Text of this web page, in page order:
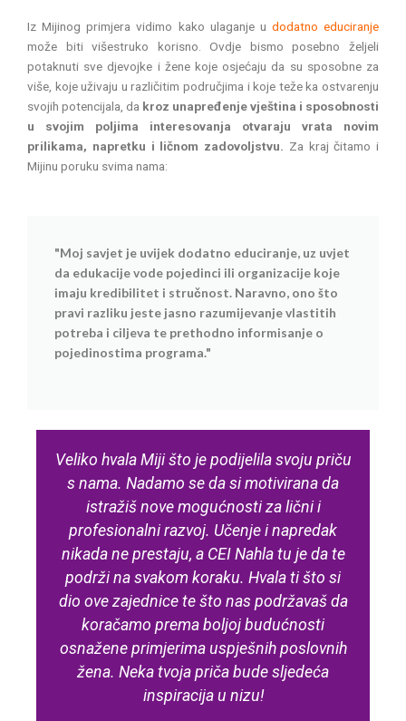
Iz Mijinog primjera vidimo kako ulaganje u dodatno educiranje
može biti višestruko korisno. Ovdje bismo posebno željeli
potaknuti sve djevojke i žene koje osjećaju da su sposobne za
više, koje uživaju u različitim područjima i koje teže ka ostvarenju
svojih potencijala, da kroz unapređenje vještina i sposobnosti
u svojim poljima interesovanja otvaraju vrata novim
prilikama, napretku i ličnom zadovoljstvu. Za kraj čitamo i
Mijinu poruku svima nama:
"Moj savjet je uvijek dodatno educiranje, uz uvjet
da edukacije vode pojedinci ili organizacije koje
imaju kredibilitet i stručnost. Naravno, ono što
pravi razliku jeste jasno razumijevanje vlastitih
potreba i ciljeva te prethodno informisanje o
pojedinostima programa."
Veliko hvala Miji što je podijelila svoju priču
s nama. Nadamo se da si motivirana da
istražiš nove mogućnosti za lični i
profesionalni razvoj. Učenje i napredak
nikada ne prestaju, a CEI Nahla tu je da te
podrži na svakom koraku. Hvala ti što si
dio ove zajednice te što nas podržavaš da
koračamo prema boljoj budućnosti
osnažene primjerima uspješnih poslovnih
žena. Neka tvoja priča bude sljedeća
inspiracija u nizu!